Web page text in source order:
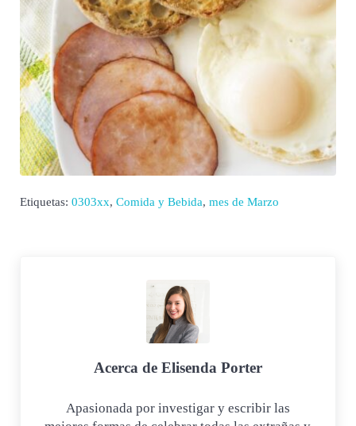
Etiquetas: 0303xx, Comida y Bebida, mes de Marzo
Acerca de Elisenda Porter
Apasionada por investigar y escribir las